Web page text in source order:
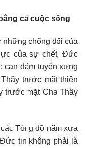
cả cuộc sống
những chống đối của
của sự chết, Đức
can đảm tuyên xưng
trước mặt thiên
trước mặt Cha Thầy
Tông đồ năm xưa
tin không phải là